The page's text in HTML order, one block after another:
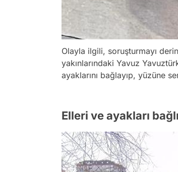
Olayla ilgili, soruşturmayı
yakınlarındaki Yavuz
ayaklarını bağlayıp, yüzüne
Elleri ve ayakları